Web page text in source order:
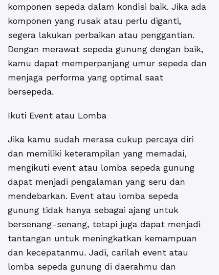
komponen sepeda dalam kondisi baik. Jika ada
komponen yang rusak atau perlu diganti,
segera lakukan perbaikan atau penggantian.
Dengan merawat sepeda gunung dengan baik,
kamu dapat memperpanjang umur sepeda dan
menjaga performa yang optimal saat
bersepeda.
Ikuti Event atau Lomba
Jika kamu sudah merasa cukup percaya diri
dan memiliki keterampilan yang memadai,
mengikuti event atau lomba sepeda gunung
dapat menjadi pengalaman yang seru dan
mendebarkan. Event atau lomba sepeda
gunung tidak hanya sebagai ajang untuk
bersenang-senang, tetapi juga dapat menjadi
tantangan untuk meningkatkan kemampuan
dan kecepatanmu. Jadi, carilah event atau
lomba sepeda gunung di daerahmu dan